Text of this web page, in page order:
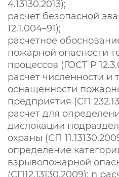
4.13130.2013);
расчет безопасной
12.1.004–91);
расчетное
пожарной опасности
процессов (ГОСТ Р
расчет численности и
оснащенности
предприятия (СП
расчет для
дислокации
охраны (СП
определение
взрывопожарной
(СП12.13130.2009); n